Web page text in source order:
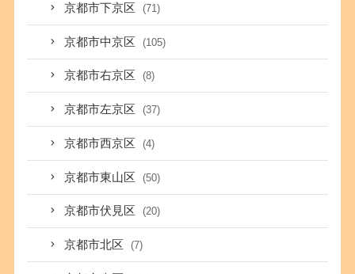
京都市下京区 (71)
京都市中京区 (105)
京都市右京区 (8)
京都市左京区 (37)
京都市西京区 (4)
京都市東山区 (50)
京都市伏見区 (20)
京都市北区 (7)